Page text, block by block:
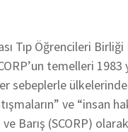
Tıp Öğrencileri
temelleri
sebeplerle
ve “insan
Barış (SCORP)